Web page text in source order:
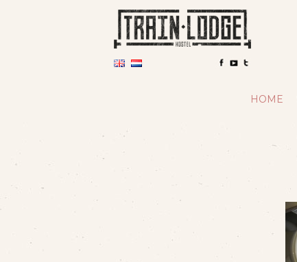
HOME